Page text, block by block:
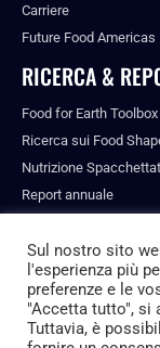
Carriere
Future Food Americas
RICERCA &
Food for Earth Toolbox
Ricerca sui Food
Nutrizione
Report annuale
Sul nostro sito
l'esperienza più
preferenze e le
"Accetta tutto", si
Tuttavia, è